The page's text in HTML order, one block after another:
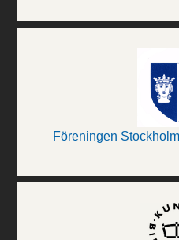
Föreningen